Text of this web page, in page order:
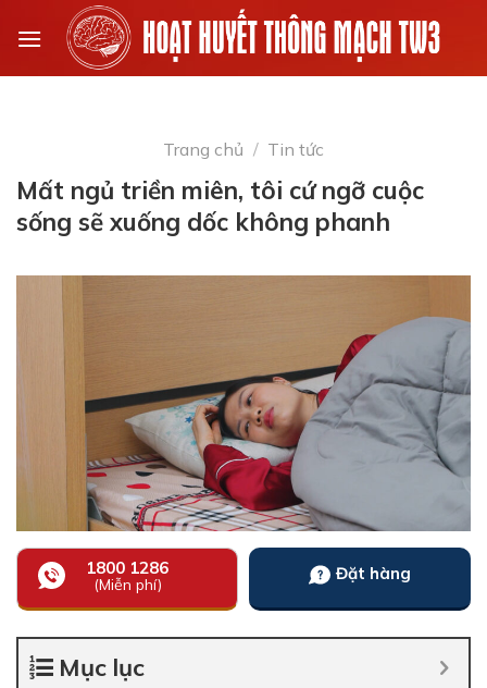
Trang chủ / Tin tức
Mất ngủ triền miên, tôi cứ ngỡ cuộc
sống sẽ xuống dốc không phanh
1800 1286
(Miễn phí)
Đặt hàng
Mục lục